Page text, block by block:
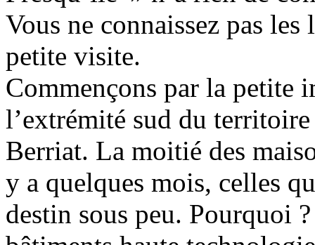
Vous ne connaissez pas
petite visite.
Commençons par la petite
l’extrémité sud du
Berriat. La moitié des
y a quelques mois, celles
destin sous peu. Pourquoi